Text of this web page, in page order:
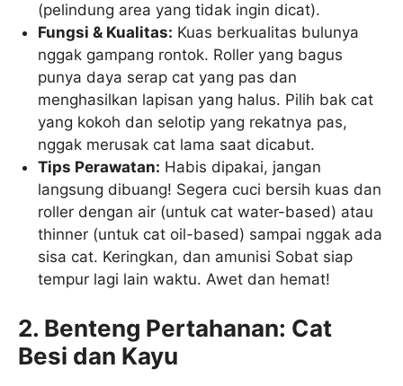
(pelindung area yang tidak ingin dicat).
Fungsi & Kualitas: Kuas berkualitas bulunya
nggak gampang rontok. Roller yang bagus
punya daya serap cat yang pas dan
menghasilkan lapisan yang halus. Pilih bak cat
yang kokoh dan selotip yang rekatnya pas,
nggak merusak cat lama saat dicabut.
Tips Perawatan: Habis dipakai, jangan
langsung dibuang! Segera cuci bersih kuas dan
roller dengan air (untuk cat water-based) atau
thinner (untuk cat oil-based) sampai nggak ada
sisa cat. Keringkan, dan amunisi Sobat siap
tempur lagi lain waktu. Awet dan hemat!
2. Benteng Pertahanan: Cat
Besi dan Kayu